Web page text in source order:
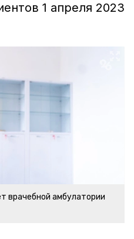
1 апреля 2023
врачебной амбулатории